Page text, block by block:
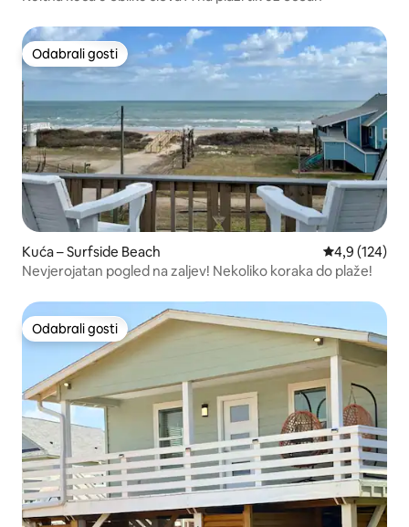
Odabrali gosti
Odabrali gosti
Kuća – Surfside Beach Prosječna
4,9 (124)
Nevjerojatan pogled na zaljev! Nekoliko koraka do plaže!
Odabrali gosti
Odabrali gosti